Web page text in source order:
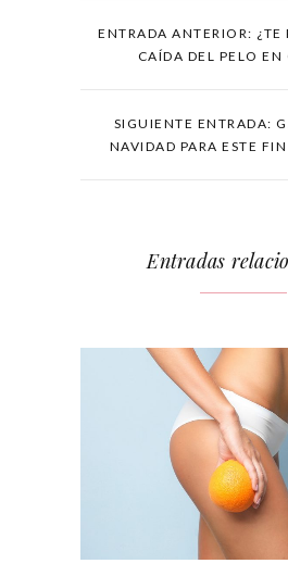
ENTRADA ANTERIOR: ¿TE
CAÍDA DEL PELO EN
SIGUIENTE ENTRADA:
NAVIDAD PARA ESTE
Entradas